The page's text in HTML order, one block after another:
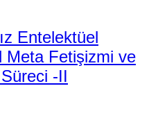
Entelektüel
Meta Fetişizmi ve
-II